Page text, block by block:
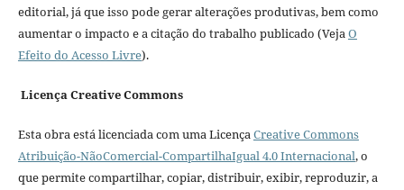
editorial, já que isso pode gerar alterações produtivas, bem como
aumentar o impacto e a citação do trabalho publicado (VejaO
Efeito do Acesso Livre).
Licença Creative Commons
Esta obra está licenciada com uma LicençaCreative Commons
Atribuição-NãoComercial-CompartilhaIgual 4.0 Internacional, o
que permite compartilhar, copiar, distribuir, exibir, reproduzir, a